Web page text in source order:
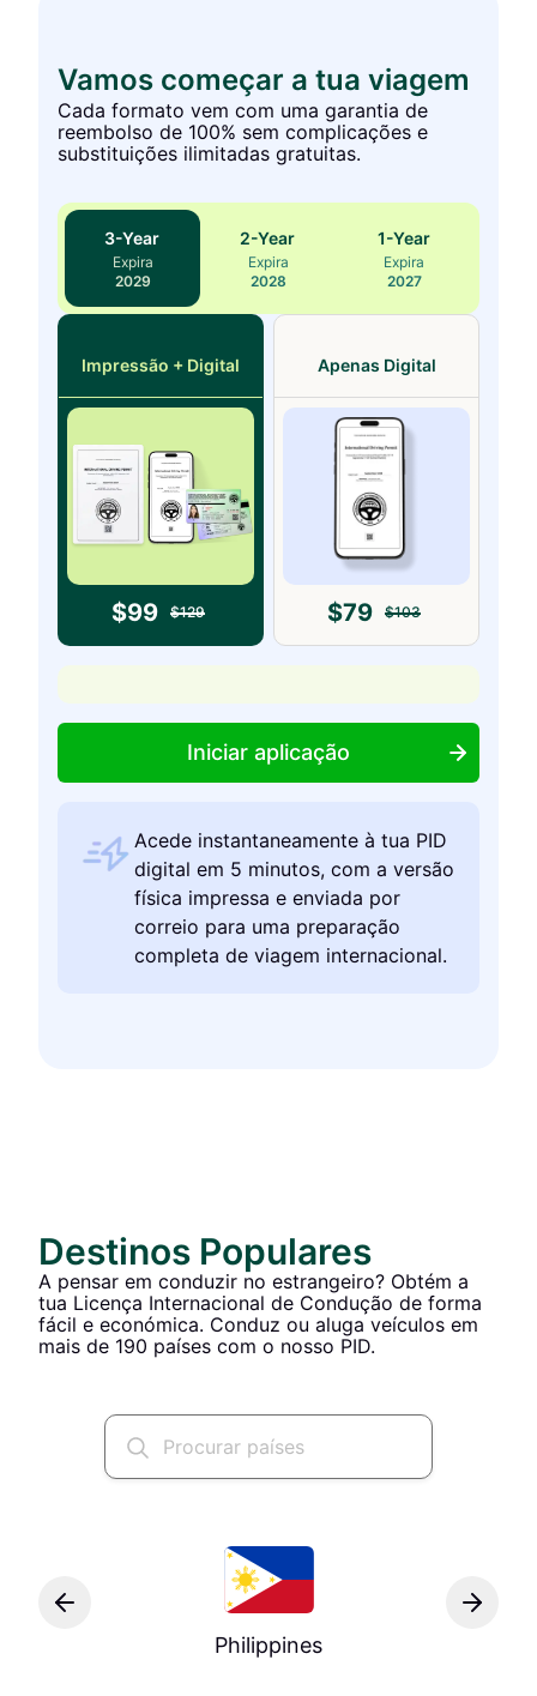
Vamos começar a tua viagem
Cada formato vem com uma garantia de
reembolso de 100% sem complicações e
substituições ilimitadas gratuitas.
3-Year
Expira
2029
2-Year
Expira
2028
1-Year
Expira
2027
Impressão + Digital
$99 $129
Apenas Digital
$79 $103
Iniciar aplicação
Acede instantaneamente à tua PID
digital em 5 minutos, com a versão
física impressa e enviada por
correio para uma preparação
completa de viagem internacional.
Destinos Populares
A pensar em conduzir no estrangeiro? Obtém a
tua Licença Internacional de Condução de forma
fácil e económica. Conduz ou aluga veículos em
mais de 190 países com o nosso PID.
Philippines